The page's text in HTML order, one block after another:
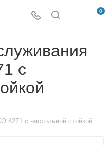
0
с
4271 с настольной стойкой